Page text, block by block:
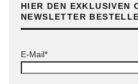
HIER DEN EXKLUSIVEN
NEWSLETTER
E-Mail*